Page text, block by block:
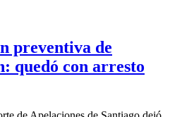
preventiva de
quedó con arresto